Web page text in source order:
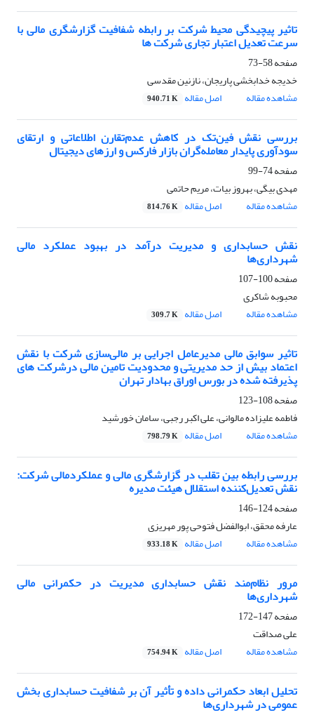
تاثیر پیچیدگی محیط شرکت بر رابطه شفافیت گزارشگری مالی با
سرعت تعدیل اعتبار تجاری شرکت ها
صفحه58-73
خدیجه خدابخشی پاریجان، نازنین مقدسی
مشاهده مقاله
اصل مقاله 940.71 K
بررسی نقش فین‌تک در کاهش عدم‌تقارن اطلاعاتی و ارتقای
سودآوری پایدار معامله‌گران بازار فارکس و ارزهای دیجیتال
صفحه74-99
مهدی بیگی، بهروز بیات، مریم حاتمی
مشاهده مقاله
اصل مقاله 814.76 K
نقش حسابداری و مدیریت درآمد در بهبود عملکرد مالی
شهرداری‌ها
صفحه100-107
محبوبه شاکری
مشاهده مقاله
اصل مقاله 309.7 K
تاثیر سوابق مالی مدیرعامل اجرایی بر مالی‌سازی شرکت با نقش
اعتماد بیش از حد مدیریتی و محدودیت تامین مالی درشرکت های
پذیرفته شده در بورس اوراق بهادار تهران
صفحه108-123
فاطمه علیزاده مالوانی، علی اکبر رجبی، سامان خورشید
مشاهده مقاله
اصل مقاله 798.79 K
بررسی رابطه بین تقلب در گزارشگری مالی و عملکردمالی شرکت:
نقش تعدیل‌کننده استقلال هیئت مدیره
صفحه124-146
عارفه محقق، ابوالفضل فتوحی پور مهریزی
مشاهده مقاله
اصل مقاله 933.18 K
مرور نظام‌مند نقش حسابداری مدیریت در حکمرانی مالی
شهرداری‌ها
صفحه147-172
علی صداقت
مشاهده مقاله
اصل مقاله 754.94 K
تحلیل ابعاد حکمرانی داده و تأثیر آن بر شفافیت حسابداری بخش
عمومی در شهرداری‌ها